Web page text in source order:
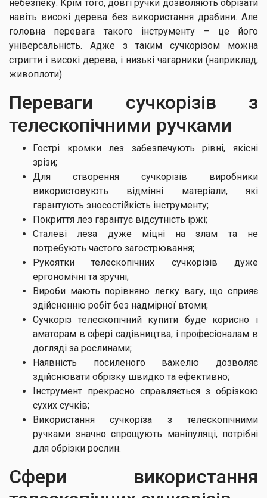
небезпеку. Крім того, довгі ручки дозволяють обрізати
навіть високі дерева без використання драбини. Але
головна перевага такого інструменту – це його
універсальність. Адже з таким сучкорізом можна
стригти і високі дерева, і низькі чагарники (наприклад,
живоплоти).
Переваги сучкорізів з
телескопічними ручками
Гострі кромки лез забезпечують рівні, якісні
зрізи;
Для створення сучкорізів виробники
використовують відмінні матеріали, які
гарантують зносостійкість інструменту;
Покриття лез гарантує відсутність іржі;
Сталеві леза дуже міцні на злам та не
потребують частого загострювання;
Рукоятки телескопічних сучкорізів дуже
ергономічні та зручні;
Вироби мають порівняно легку вагу, що сприяє
здійсненню робіт без надмірної втоми;
Сучкоріз телескопічний купити буде корисно і
аматорам в сфері садівництва, і професіоналам в
догляді за рослинами;
Наявність посиленого важелю дозволяє
здійснювати обрізку швидко та ефективно;
Інструмент прекрасно справляється з обрізкою
сухих сучків;
Використання сучкоріза з телескопічними
ручками значно спрощують маніпуляці, потрібні
для обрізки рослин.
Сфери використання